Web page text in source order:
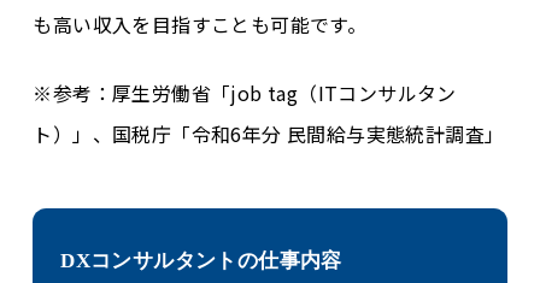
も高い収入を目指すことも可能です。
※参考：厚生労働省「job tag（ITコンサルタン
ト）」、国税庁「令和6年分 民間給与実態統計調査」
DXコンサルタントの仕事内容